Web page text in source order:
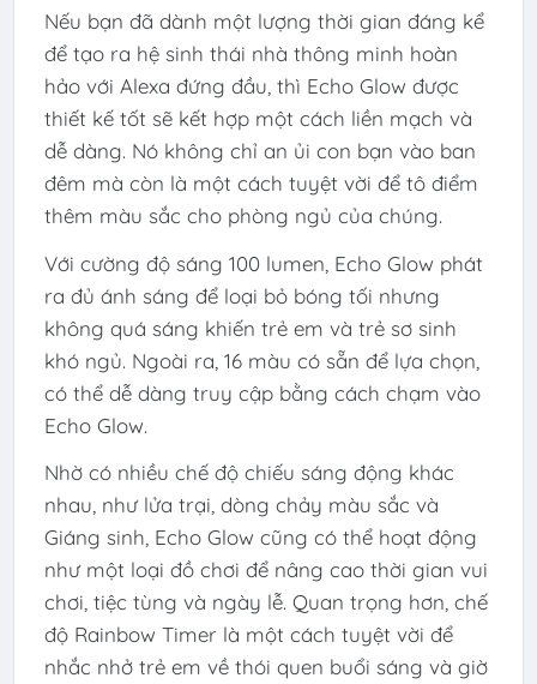
Nếu bạn đã dành một lượng thời gian đáng kể
để tạo ra hệ sinh thái nhà thông minh hoàn
hảo với Alexa đứng đầu, thì Echo Glow được
thiết kế tốt sẽ kết hợp một cách liền mạch và
dễ dàng. Nó không chỉ an ủi con bạn vào ban
đêm mà còn là một cách tuyệt vời để tô điểm
thêm màu sắc cho phòng ngủ của chúng.
Với cường độ sáng 100 lumen, Echo Glow phát
ra đủ ánh sáng để loại bỏ bóng tối nhưng
không quá sáng khiến trẻ em và trẻ sơ sinh
khó ngủ. Ngoài ra, 16 màu có sẵn để lựa chọn,
có thể dễ dàng truy cập bằng cách chạm vào
Echo Glow.
Nhờ có nhiều chế độ chiếu sáng động khác
nhau, như lửa trại, dòng chảy màu sắc và
Giáng sinh, Echo Glow cũng có thể hoạt động
như một loại đồ chơi để nâng cao thời gian vui
chơi, tiệc tùng và ngày lễ. Quan trọng hơn, chế
độ Rainbow Timer là một cách tuyệt vời để
nhắc nhở trẻ em về thói quen buổi sáng và giờ